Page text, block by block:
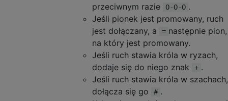
przeciwnym razie
O-O-O .
Jeśli pionek jest promowany, ruch
jest dołączany, a
= następnie pion,
na który jest promowany.
Jeśli ruch stawia króla w ryzach,
dodaje się do niego znak
+ .
Jeśli ruch stawia króla w szachach,
dołącza się go
# .